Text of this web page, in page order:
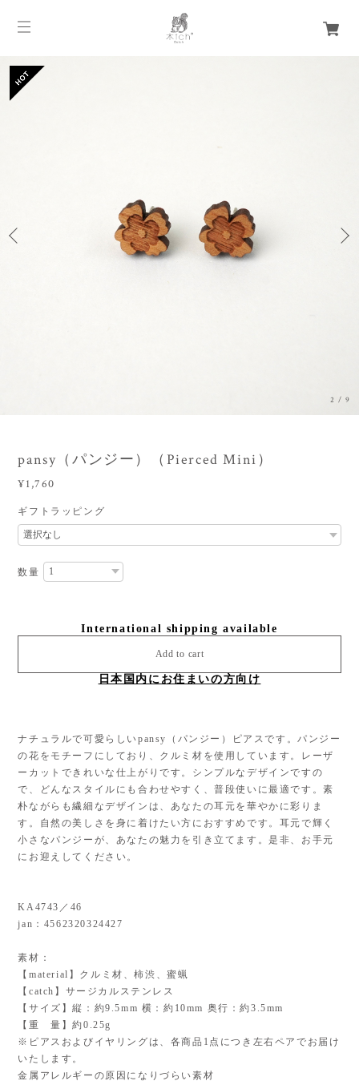
3 /9
pansy（パンジー）（Pierced Mini）
¥1,760
ギフトラッピング
数量
International shipping available
Add to cart
日本国内にお住まいの方向け
ナチュラルで可愛らしいpansy（パンジー）ピアスです。パンジー
の花をモチーフにしており、クルミ材を使用しています。レーザ
ーカットできれいな仕上がりです。シンプルなデザインですの
で、どんなスタイルにも合わせやすく、普段使いに最適です。素
朴ながらも繊細なデザインは、あなたの耳元を華やかに彩りま
す。自然の美しさを身に着けたい方におすすめです。耳元で輝く
小さなパンジーが、あなたの魅力を引き立てます。是非、お手元
にお迎えしてください。
KA4743／46
jan：4562320324427
素材：
【material】クルミ材、柿渋、蜜蝋
【catch】サージカルステンレス
【サイズ】縦：約9.5mm 横：約10mm 奥行：約3.5mm
【重 量】約0.25g
※ピアスおよびイヤリングは、各商品1点につき左右ペアでお届け
いたします。
金属アレルギーの原因になりづらい素材